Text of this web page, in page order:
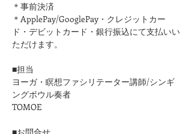
＊事前決済
＊ApplePay/GooglePay・クレジットカー
ド・デビットカード・銀行振込にて支払いい
ただけます。
■担当
ヨーガ・瞑想ファシリテーター講師/シンギ
ングボウル奏者
TOMOE